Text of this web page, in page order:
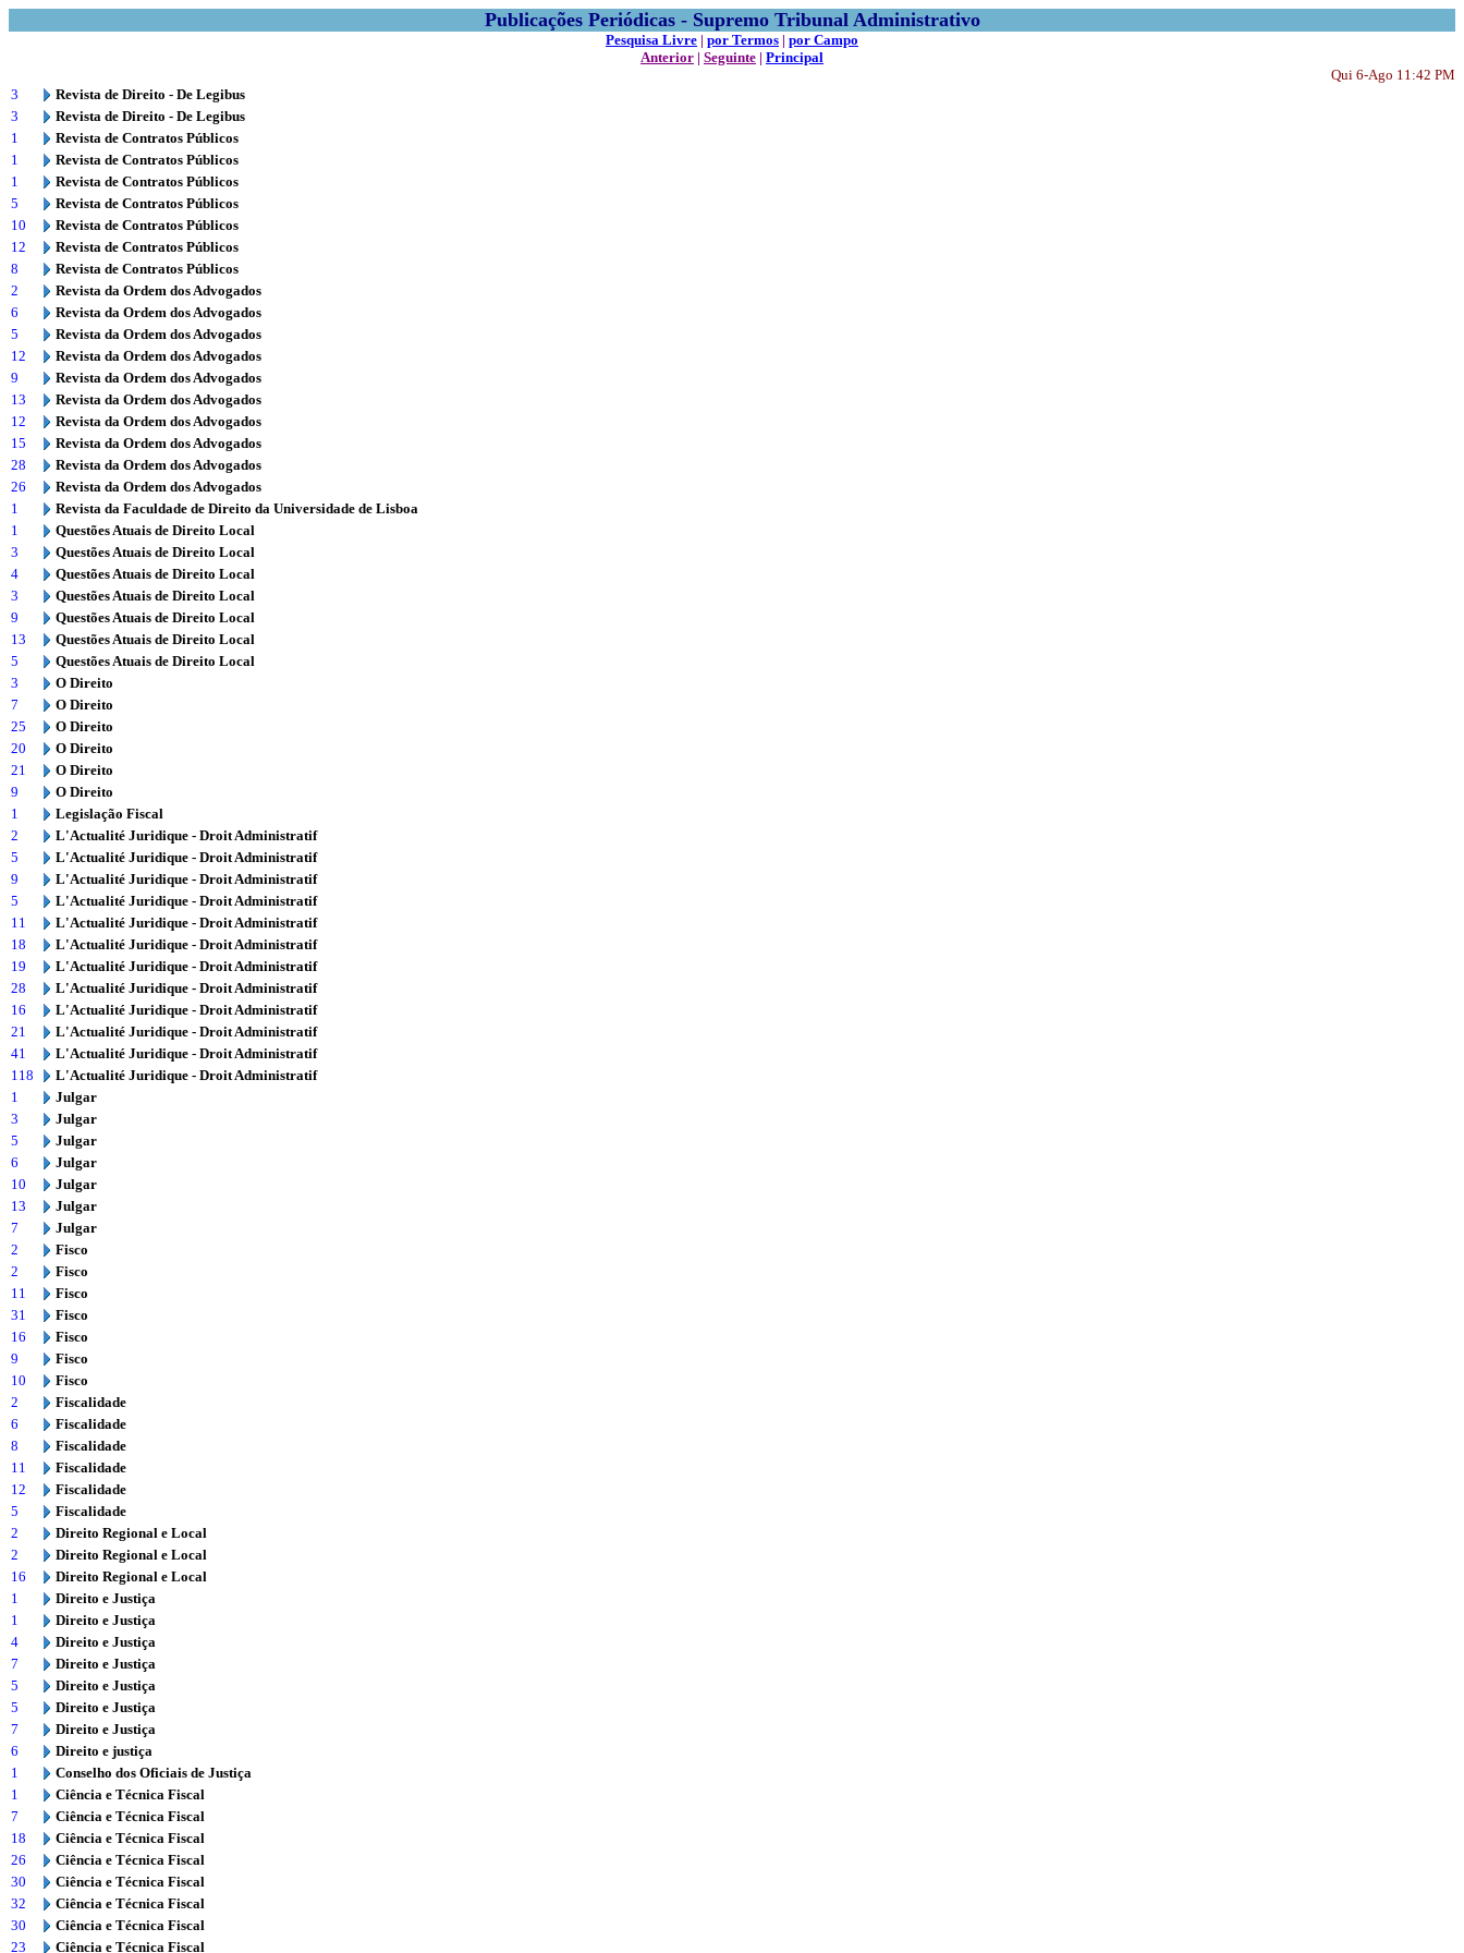
Publicações Periódicas - Supremo Tribunal Administrativo
Pesquisa Livre | por Termos | por Campo
Anterior | Seguinte | Principal
Qui 6-Ago 11:42 PM
3
Revista de Direito - De Legibus
3
Revista de Direito - De Legibus
1
Revista de Contratos Públicos
1
Revista de Contratos Públicos
1
Revista de Contratos Públicos
5
Revista de Contratos Públicos
10
Revista de Contratos Públicos
12
Revista de Contratos Públicos
8
Revista de Contratos Públicos
2
Revista da Ordem dos Advogados
6
Revista da Ordem dos Advogados
5
Revista da Ordem dos Advogados
12
Revista da Ordem dos Advogados
9
Revista da Ordem dos Advogados
13
Revista da Ordem dos Advogados
12
Revista da Ordem dos Advogados
15
Revista da Ordem dos Advogados
28
Revista da Ordem dos Advogados
26
Revista da Ordem dos Advogados
1
Revista da Faculdade de Direito da Universidade de Lisboa
1
Questões Atuais de Direito Local
3
Questões Atuais de Direito Local
4
Questões Atuais de Direito Local
3
Questões Atuais de Direito Local
9
Questões Atuais de Direito Local
13
Questões Atuais de Direito Local
5
Questões Atuais de Direito Local
3
O Direito
7
O Direito
25
O Direito
20
O Direito
21
O Direito
9
O Direito
1
Legislação Fiscal
2
L'Actualité Juridique - Droit Administratif
5
L'Actualité Juridique - Droit Administratif
9
L'Actualité Juridique - Droit Administratif
5
L'Actualité Juridique - Droit Administratif
11
L'Actualité Juridique - Droit Administratif
18
L'Actualité Juridique - Droit Administratif
19
L'Actualité Juridique - Droit Administratif
28
L'Actualité Juridique - Droit Administratif
16
L'Actualité Juridique - Droit Administratif
21
L'Actualité Juridique - Droit Administratif
41
L'Actualité Juridique - Droit Administratif
118
L'Actualité Juridique - Droit Administratif
1
Julgar
3
Julgar
5
Julgar
6
Julgar
10
Julgar
13
Julgar
7
Julgar
2
Fisco
2
Fisco
11
Fisco
31
Fisco
16
Fisco
9
Fisco
10
Fisco
2
Fiscalidade
6
Fiscalidade
8
Fiscalidade
11
Fiscalidade
12
Fiscalidade
5
Fiscalidade
2
Direito Regional e Local
2
Direito Regional e Local
16
Direito Regional e Local
1
Direito e Justiça
1
Direito e Justiça
4
Direito e Justiça
7
Direito e Justiça
5
Direito e Justiça
5
Direito e Justiça
7
Direito e Justiça
6
Direito e justiça
1
Conselho dos Oficiais de Justiça
1
Ciência e Técnica Fiscal
7
Ciência e Técnica Fiscal
18
Ciência e Técnica Fiscal
26
Ciência e Técnica Fiscal
30
Ciência e Técnica Fiscal
32
Ciência e Técnica Fiscal
30
Ciência e Técnica Fiscal
23
Ciência e Técnica Fiscal